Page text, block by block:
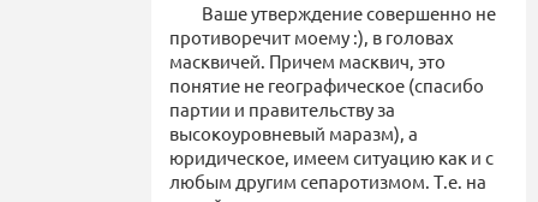
Ваше утверждение совершенно не
противоречит моему :), в головах
масквичей. Причем масквич, это
понятие не географическое (спасибо
партии и правительству за
высокоуровневый маразм), а
юридическое, имеем ситуацию как и с
любым другим сепаротизмом. Т.е. на